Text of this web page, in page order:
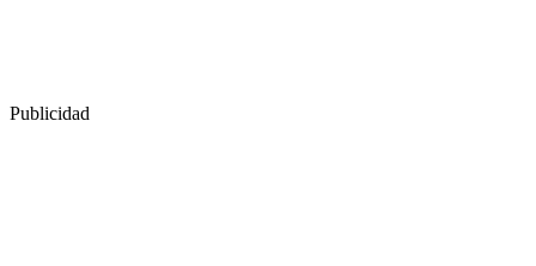
Publicidad